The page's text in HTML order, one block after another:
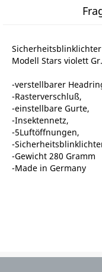
Modell Stars violett
-verstellbarer
-Rasterverschluß,
-einstellbare Gurte,
-Insektennetz,
-5Luftöffnungen,
-
-Gewicht 280 Gramm
-Made in Germany